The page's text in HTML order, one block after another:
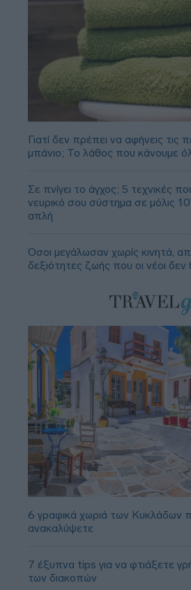
Γιατί δεν πρέπει να αφήνεις τις
μπάνιο; Το λάθος που κάνουμε
Σε πνίγει το άγχος; 5 τεχνικές
νευρικό σου σύστημα σε μόλις
απλή
Όσοι μεγάλωσαν χωρίς κινητά,
δεξιότητες ζωής που οι νέοι
6 γραφικά χωριά των Κυκλάδων
ανακαλύψετε
7 έξυπνα tips για να φτιάξετε
των διακοπών